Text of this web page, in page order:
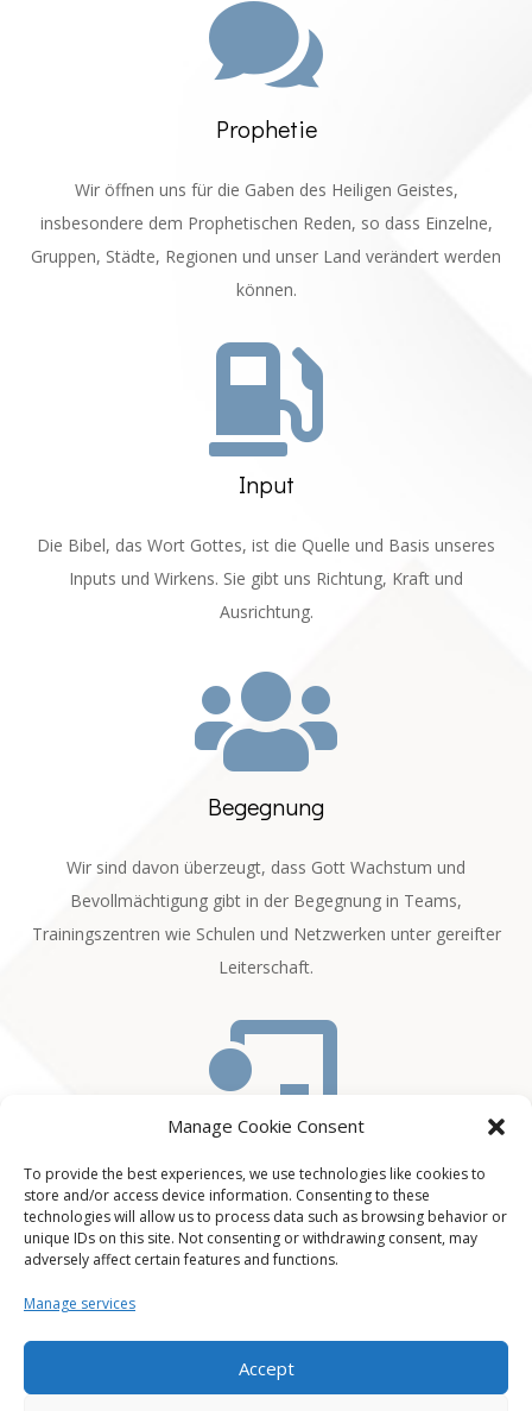
Manage Cookie Consent
To provide the best experiences, we use technologies like cookies to
store and/or access device information. Consenting to these
technologies will allow us to process data such as browsing behavior or
unique IDs on this site. Not consenting or withdrawing consent, may
adversely affect certain features and functions.
Manage services
Accept

Prophetie
Wir öffnen uns für die Gaben des Heiligen Geistes,
insbesondere dem Prophetischen Reden, so dass Einzelne,
Gruppen, Städte, Regionen und unser Land verändert werden
können.

Input
Die Bibel, das Wort Gottes, ist die Quelle und Basis unseres
Inputs und Wirkens. Sie gibt uns Richtung, Kraft und
Ausrichtung.

Begegnung
Wir sind davon überzeugt, dass Gott Wachstum und
Bevollmächtigung gibt in der Begegnung in Teams,
Trainingszentren wie Schulen und Netzwerken unter gereifter
Leiterschaft.

Training
Unser Herz schlägt für Förderung, Coaching und Training von
Einzelnen, Gruppen und Gemeinden. Dabei ist uns Ermutigung